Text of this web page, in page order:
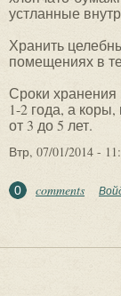
устланные
Хранить
помещениях в
Сроки
1-2 года, а
от 3 до 5 лет.
Втр, 07/01/2014 -
0 comments